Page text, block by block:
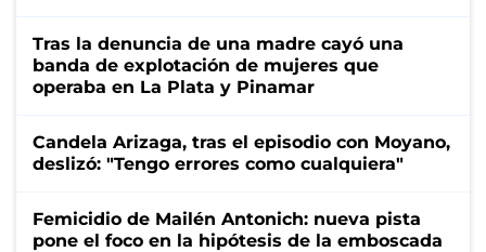
Tras la denuncia de una madre cayó una
banda de explotación de mujeres que
operaba en La Plata y Pinamar
Candela Arizaga, tras el episodio con Moyano,
deslizó: "Tengo errores como cualquiera"
Femicidio de Mailén Antonich: nueva pista
pone el foco en la hipótesis de la emboscada